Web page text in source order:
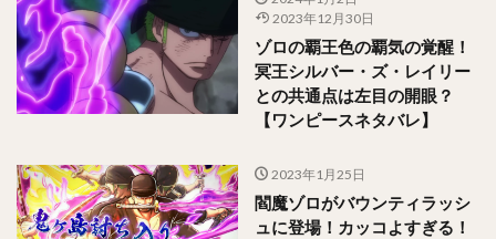
2023年12月30日
ゾロの覇王色の覇気の覚醒！
冥王シルバー・ズ・レイリー
との共通点は左目の開眼？
【ワンピースネタバレ】
2023年1月25日
閻魔ゾロがバウンティラッシ
ュに登場！カッコよすぎる！